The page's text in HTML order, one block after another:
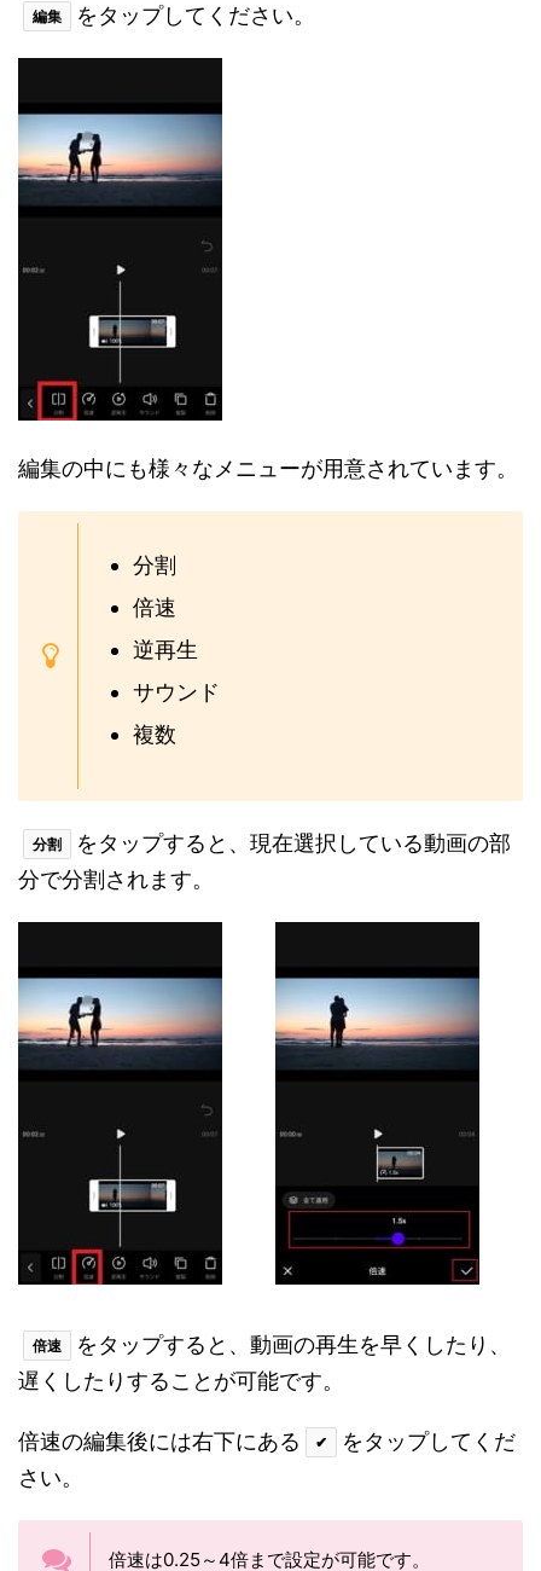
編集 をタップしてください。
編集の中にも様々なメニューが用意されています。
分割
倍速
逆再生
サウンド
複数
分割
をタップすると、現在選択している動画の部
分で分割されます。
倍速
をタップすると、動画の再生を早くしたり、
遅くしたりすることが可能です。
倍速の編集後には右下にある ✔
をタップしてくだ
さい。
倍速は0.25～4倍まで設定が可能です。